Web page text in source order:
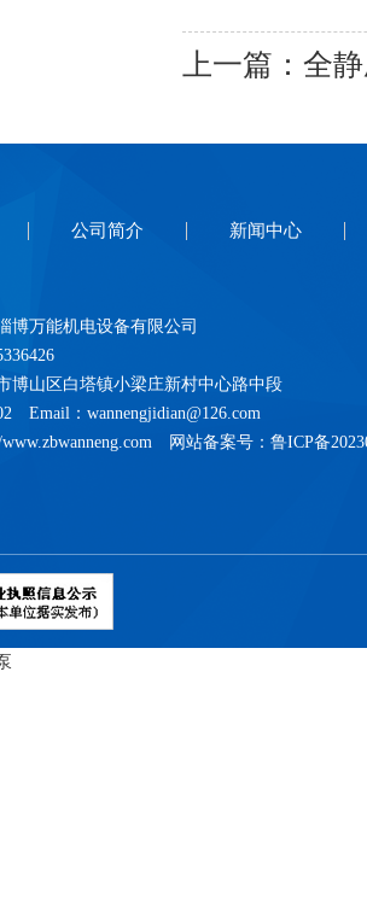
上一篇： 全
公司简介 新闻中心
博万能机电设备有限公司
博山区白塔镇小梁庄新村中心路中段
Email：wannengjidian@126.com
网站备案号： 鲁ICP备